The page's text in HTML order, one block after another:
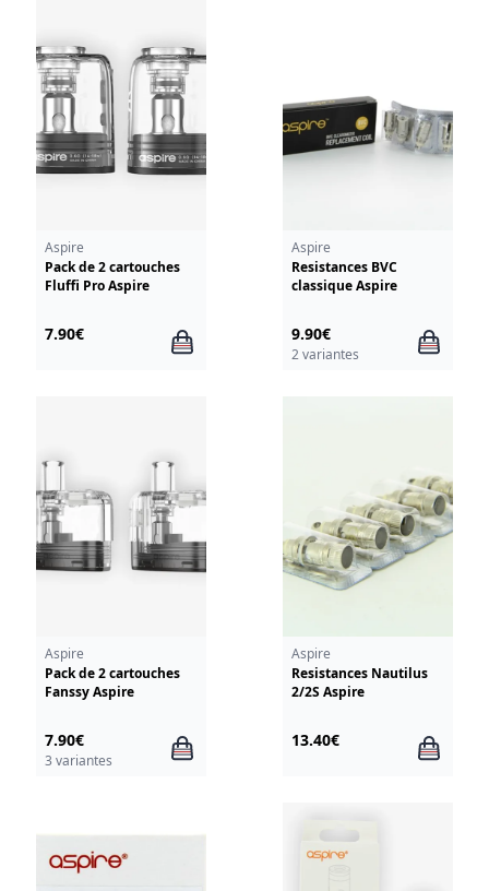
Aspire
Pack de 2 cartouches
Fluffi Pro Aspire
7.90€
Aspire
Resistances BVC
classique Aspire
9.90€
2 variantes
Aspire
Pack de 2 cartouches
Fanssy Aspire
7.90€
3 variantes
Aspire
Resistances Nautilus
2/2S Aspire
13.40€